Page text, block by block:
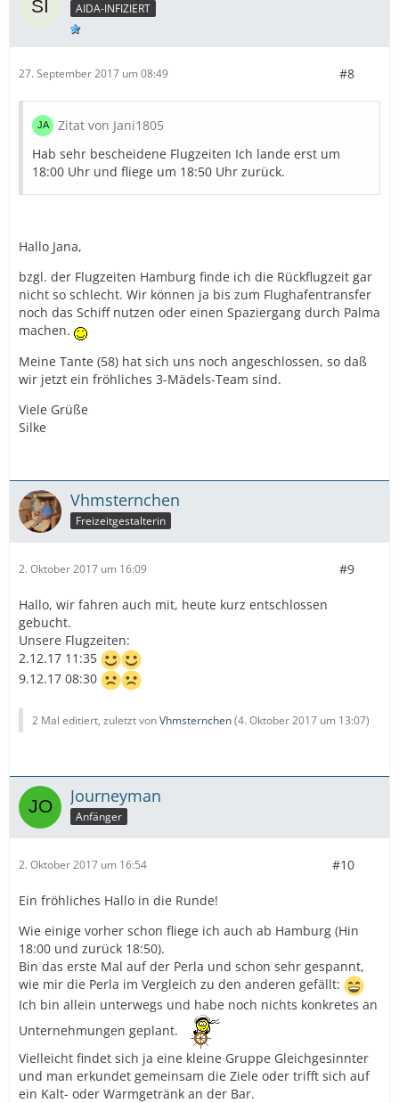
AIDA-INFIZIERT
27. September 2017 um 08:49 #8
Zitat von Jani1805
Hab sehr bescheidene Flugzeiten Ich lande erst um
18:00 Uhr und fliege um 18:50 Uhr zurück.
Hallo Jana,
bzgl. der Flugzeiten Hamburg finde ich die Rückflugzeit gar
nicht so schlecht. Wir können ja bis zum Flughafentransfer
noch das Schiff nutzen oder einen Spaziergang durch Palma
machen.
Meine Tante (58) hat sich uns noch angeschlossen, so daß
wir jetzt ein fröhliches 3-Mädels-Team sind.
Viele Grüße
Silke
Vhmsternchen
Freizeitgestalterin
2. Oktober 2017 um 16:09 #9
Hallo, wir fahren auch mit, heute kurz entschlossen
gebucht.
Unsere Flugzeiten:
2.12.17 11:35
9.12.17 08:30
2 Mal editiert, zuletzt vonVhmsternchen(4. Oktober 2017 um 13:07)
Journeyman
Anfänger
2. Oktober 2017 um 16:54 #10
Ein fröhliches Hallo in die Runde!
Wie einige vorher schon fliege ich auch ab Hamburg (Hin
18:00 und zurück 18:50).
Bin das erste Mal auf der Perla und schon sehr gespannt,
wie mir die Perla im Vergleich zu den anderen gefällt:
Ich bin allein unterwegs und habe noch nichts konkretes an
Unternehmungen geplant.
Vielleicht findet sich ja eine kleine Gruppe Gleichgesinnter
und man erkundet gemeinsam die Ziele oder trifft sich auf
ein Kalt- oder Warmgetränk an der Bar.